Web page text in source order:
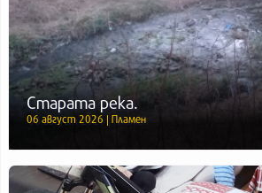
Старата река.
06 август 2026 | Пламен